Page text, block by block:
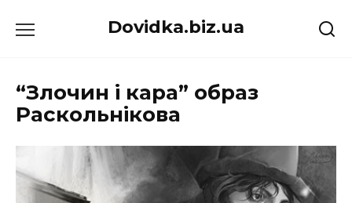
до
Dovidka.biz.ua
“Злочин і кара” образ
Раскольнікова